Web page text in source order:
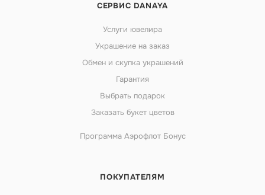
СЕРВИС DANAYA
Услуги ювелира
Украшение на заказ
Обмен и скупка украшений
Гарантия
Выбрать подарок
Заказать букет цветов
Программа Аэрофлот Бонус
ПОКУПАТЕЛЯМ